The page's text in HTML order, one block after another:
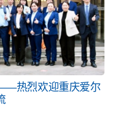
热烈欢迎重庆爱尔